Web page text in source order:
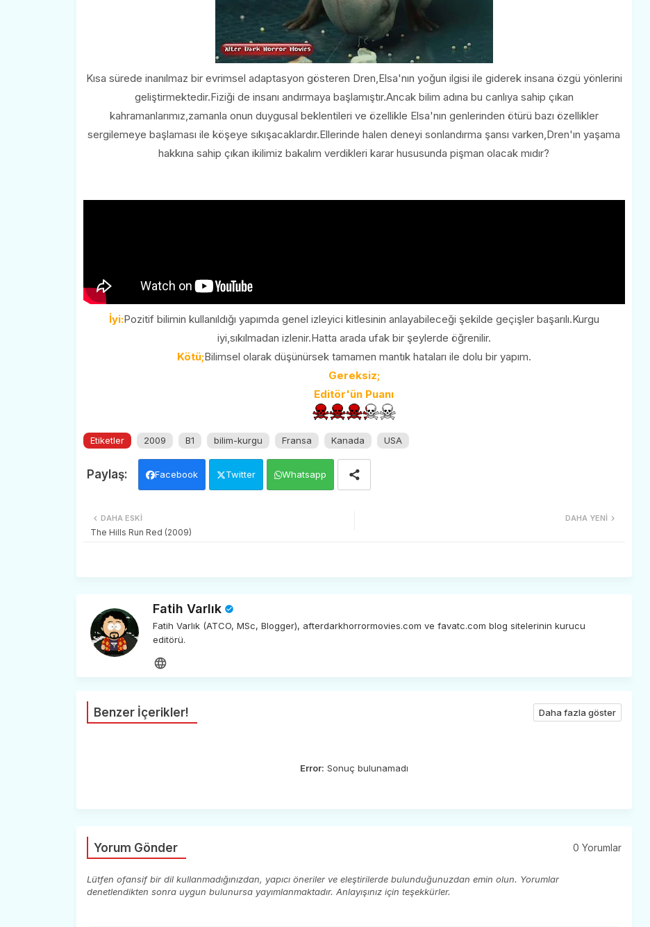
Kısa sürede inanılmaz bir evrimsel adaptasyon gösteren Dren,Elsa'nın yoğun ilgisi ile giderek insana özgü yönlerini
geliştirmektedir.Fiziği de insanı andırmaya başlamıştır.Ancak bilim adına bu canlıya sahip çıkan
kahramanlarımız,zamanla onun duygusal beklentileri ve özellikle Elsa'nın genlerinden ötürü bazı özellikler
sergilemeye başlaması ile köşeye sıkışacaklardır.Ellerinde halen deneyi sonlandırma şansı varken,Dren'ın yaşama
hakkına sahip çıkan ikilimiz bakalım verdikleri karar hususunda pişman olacak mıdır?
İyi:Pozitif bilimin kullanıldığı yapımda genel izleyici kitlesinin anlayabileceği şekilde geçişler başarılı.Kurgu
iyi,sıkılmadan izlenir.Hatta arada ufak bir şeylerde öğrenilir.
Kötü;Bilimsel olarak düşünürsek tamamen mantık hataları ile dolu bir yapım.
Gereksiz;
Editör'ün Puanı
Etiketler 2009 B1 bilim-kurgu Fransa Kanada USA
Facebook Twitter Whatsapp
DAHA YENI
DAHA ESKI
The Hills Run Red (2009)
Fatih Varlık
Fatih Varlık (ATCO, MSc, Blogger), afterdarkhorrormovies.com ve favatc.com blog sitelerinin kurucu
editörü.
Benzer İçerikler! Daha fazla göster
Error: Sonuç bulunamadı
Yorum Gönder 0 Yorumlar
Lütfen ofansif bir dil kullanmadığınızdan, yapıcı öneriler ve eleştirilerde bulunduğunuzdan emin olun. Yorumlar
denetlendikten sonra uygun bulunursa yayımlanmaktadır. Anlayışınız için teşekkürler.